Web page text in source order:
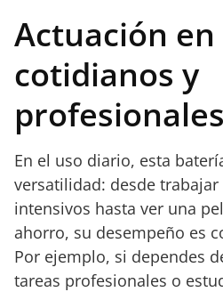
Actuación
cotidianos y
profesionales
En el uso diario, esta
versatilidad: desde
intensivos hasta ver una
ahorro, su desempeño es
Por ejemplo, si dependes
tareas profesionales o